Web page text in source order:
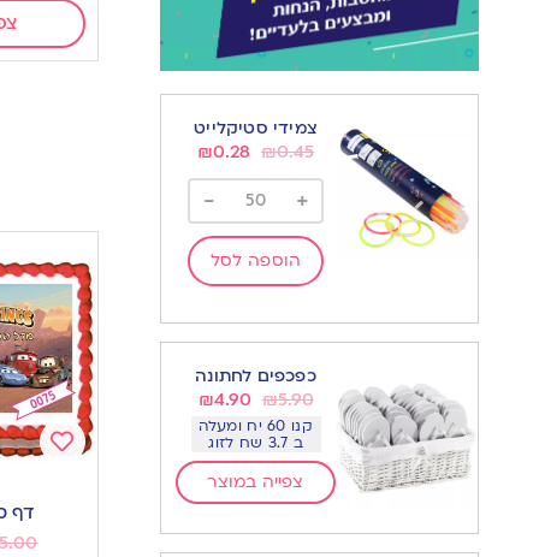
צמידי סטיקלייט
₪0.45
₪0.28
+
-
הוספה לסל
כפכפים לחתונה
₪5.90
₪4.90
קנו 60 יח ומעלה
ב 3.7 שח לזוג
צפייה במוצר
wishlist
דף